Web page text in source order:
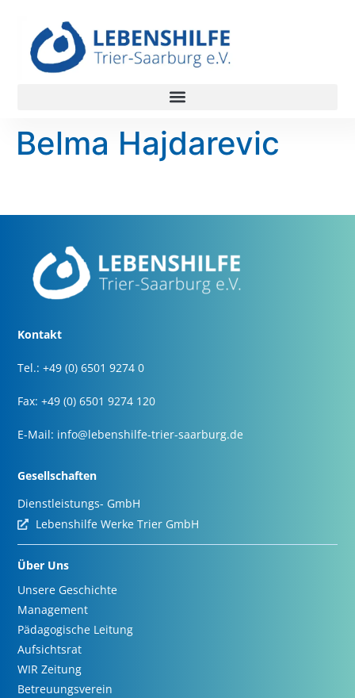
Belma Hajdarevic
Kontakt
Tel.: +49 (0) 6501 9274 0
Fax: +49 (0) 6501 9274 120
E-Mail: info@lebenshilfe-trier-saarburg.de
Gesellschaften
Dienstleistungs- GmbH
Lebenshilfe Werke Trier GmbH
Über Uns
Unsere Geschichte
Management
Pädagogische Leitung
Aufsichtsrat
WIR Zeitung
Betreuungsverein